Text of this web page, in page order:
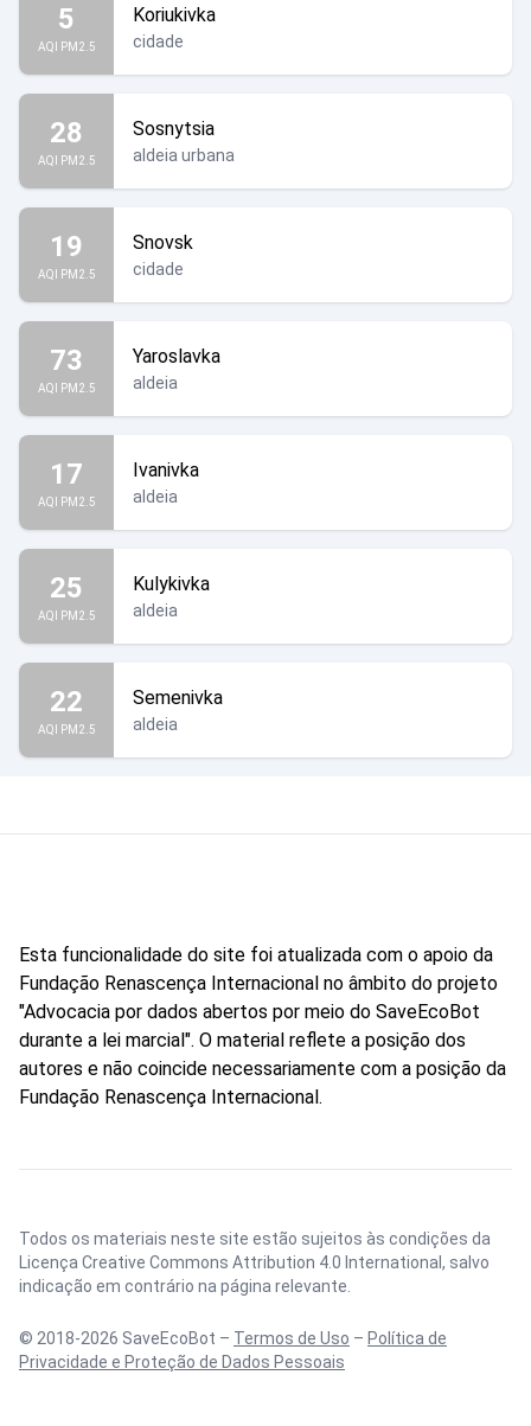
5
AQI PM2.5
Koriukivka
cidade
28
AQI PM2.5
Sosnytsia
aldeia urbana
19
AQI PM2.5
Snovsk
cidade
73
AQI PM2.5
Yaroslavka
aldeia
17
AQI PM2.5
Ivanivka
aldeia
25
AQI PM2.5
Kulykivka
aldeia
22
AQI PM2.5
Semenivka
aldeia
Esta funcionalidade do site foi atualizada com o apoio da
Fundação Renascença Internacional no âmbito do projeto
"Advocacia por dados abertos por meio do SaveEcoBot
durante a lei marcial". O material reflete a posição dos
autores e não coincide necessariamente com a posição da
Fundação Renascença Internacional.
Todos os materiais neste site estão sujeitos às condições da
Licença Creative Commons Attribution 4.0 International , salvo
indicação em contrário na página relevante.
© 2018-2026 SaveEcoBot – Termos de Uso – Política de
Privacidade e Proteção de Dados Pessoais